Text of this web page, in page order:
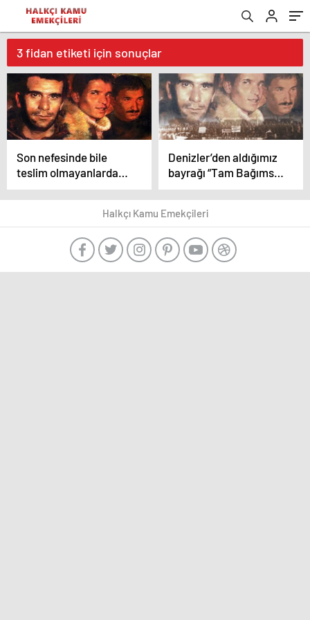
3 fidan etiketi için sonuçlar
Son nefesinde bile
teslim olmayanlardan
aldığımız bayrağı “Tam
Bağımsız Türkiye”
Denizler’den aldığımız
bayrağı “Tam Bağımsız
Türkiye”
mücadelemizde
dalgalandırıyoruz.
Halkçı Kamu Emekçileri